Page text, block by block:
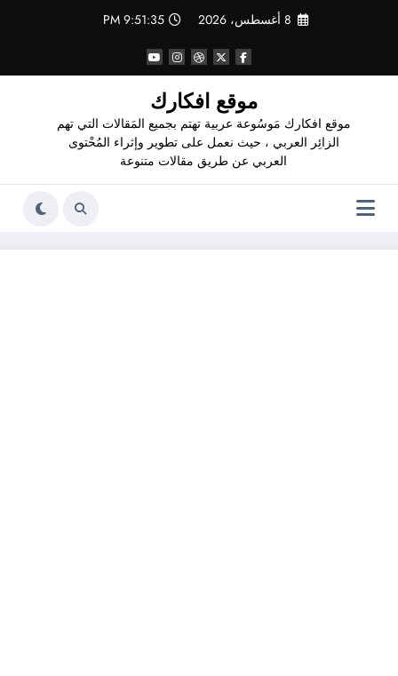
8 أغسطس، 2026 9:51:36 PM
موقع افكارك
موقع افكارك مَوسُوعة عربية تهتم بجميع المَقالات التي تهم
الزائِر العربي ، حيث نعمل على تطوير وإثراء المُحْتوى
العربي عن طريق مقالات متنوعة